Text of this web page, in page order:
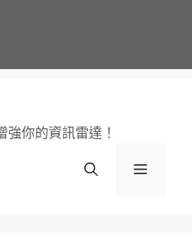
你的資訊雷達！
選